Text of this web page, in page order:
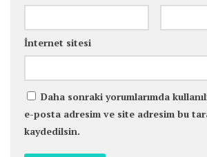
İnternet sitesi
Daha sonraki yorumlarımda
e-posta adresim ve site adresim bu
kaydedilsin.